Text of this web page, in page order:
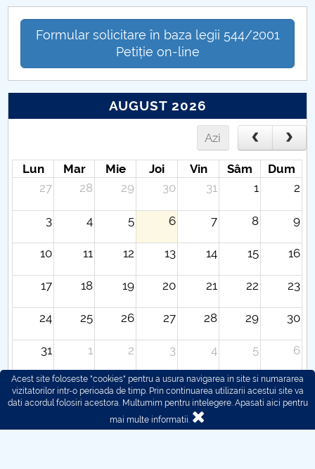
Formular solicitare în baza legii 544/2001
Petiție on-line
AUGUST 2026
Azi
Lun Mar Mie Joi Vin Sâm
Dum
27
28 29 30 31 1 2
3 4 5 6 7 8 9
10 11 12 13 14 15 16
17 18 19 20 21 22 23
24 25 26 27 28 29 30
31 1 2 3 4 5 6
Acest site foloseste "cookies" pentru a usura navigarea in site si numararea
vizitatorilor intr-o perioada de timp. Prin continuarea utilizarii acestui site va
dati acordul folosiri acestora. Multumim pentru intelegere. Apasati aici pentru
mai multe informatii.